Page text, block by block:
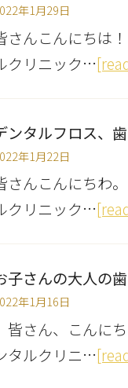
年1月29日
さんこんにちは
クリニック…
年1月22日
さんこんにちわ
クリニック…
年1月16日
皆さん、こんに
タルクリニ…